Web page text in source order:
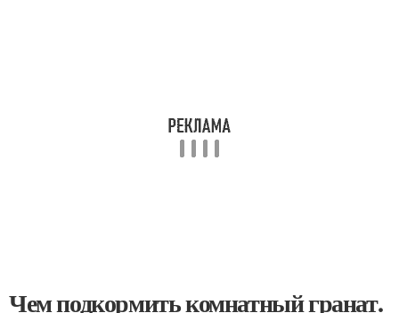
Чем подкормить комнатный гранат.